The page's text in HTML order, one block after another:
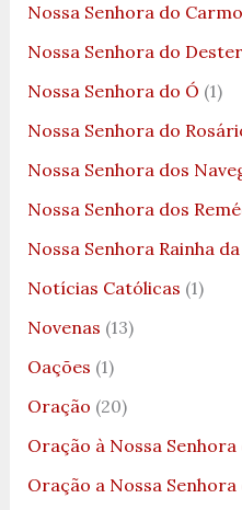
Nossa Senhora do Carmo
Nossa Senhora do
Nossa Senhora do Ó (1)
Nossa Senhora do
Nossa Senhora dos
Nossa Senhora dos
Nossa Senhora Rainha
Notícias Católicas (1)
Novenas (13)
Oações (1)
Oração (20)
Oração à Nossa Senhora
Oração a Nossa Senhora